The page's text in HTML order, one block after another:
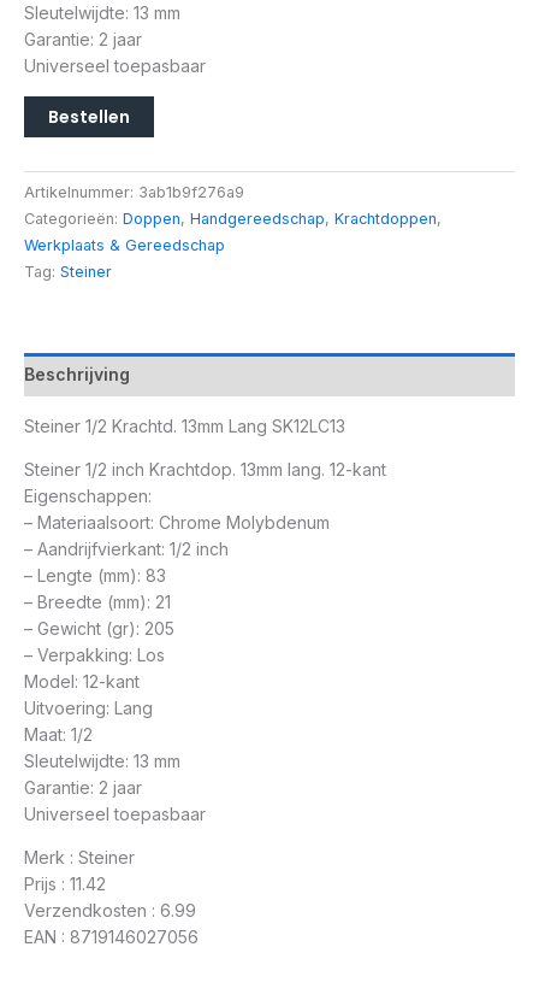
Sleutelwijdte: 13 mm
Garantie: 2 jaar
Universeel toepasbaar
Bestellen
Artikelnummer: 3ab1b9f276a9
Categorieën: Doppen, Handgereedschap, Krachtdoppen,
Werkplaats & Gereedschap
Tag: Steiner
Beschrijving
Steiner 1/2 Krachtd. 13mm Lang SK12LC13
Steiner 1/2 inch Krachtdop. 13mm lang. 12-kant
Eigenschappen:
– Materiaalsoort: Chrome Molybdenum
– Aandrijfvierkant: 1/2 inch
– Lengte (mm): 83
– Breedte (mm): 21
– Gewicht (gr): 205
– Verpakking: Los
Model: 12-kant
Uitvoering: Lang
Maat: 1/2
Sleutelwijdte: 13 mm
Garantie: 2 jaar
Universeel toepasbaar
Merk : Steiner
Prijs : 11.42
Verzendkosten : 6.99
EAN : 8719146027056